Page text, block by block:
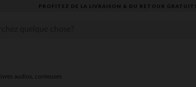
PROFITEZ DE LA LIVRAISON & DU RETOUR
Livres audios, conteuses